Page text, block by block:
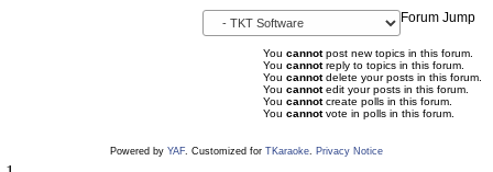
Forum Jump
You cannotpost new topics in this forum.
You cannotreply to topics in this forum.
You cannotdelete your posts in this forum.
You cannotedit your posts in this forum.
You cannotcreate polls in this forum.
You cannotvote in polls in this forum.
Powered by YAF. Customized for TKaraoke. Privacy Notice